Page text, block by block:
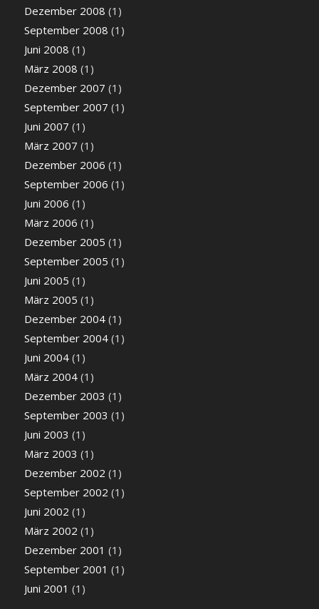
Dezember 2008 (1)
September 2008 (1)
Juni 2008 (1)
März 2008 (1)
Dezember 2007 (1)
September 2007 (1)
Juni 2007 (1)
März 2007 (1)
Dezember 2006 (1)
September 2006 (1)
Juni 2006 (1)
März 2006 (1)
Dezember 2005 (1)
September 2005 (1)
Juni 2005 (1)
März 2005 (1)
Dezember 2004(1)
September 2004(1)
Juni 2004(1)
März 2004(1)
Dezember 2003 (1)
September 2003 (1)
Juni 2003 (1)
März 2003 (1)
Dezember 2002 (1)
September 2002 (1)
Juni 2002 (1)
März 2002 (1)
Dezember 2001 (1)
September 2001 (1)
Juni 2001 (1)